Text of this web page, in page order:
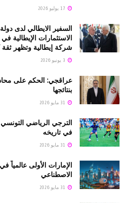
السفير الايطالي لدى
شركة إيطالية وتظهر ثقة
عراقجي: الحكم على
بنتائجها
في تاريخه
الإمارات الأولى عالمياً
الاصطناعي